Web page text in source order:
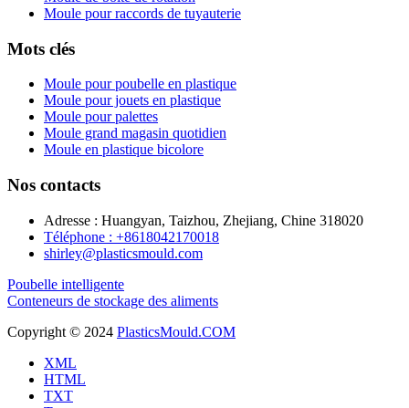
Moule pour raccords de tuyauterie
Mots clés
Moule pour poubelle en plastique
Moule pour jouets en plastique
Moule pour palettes
Moule grand magasin quotidien
Moule en plastique bicolore
Nos contacts
Adresse : Huangyan, Taizhou, Zhejiang, Chine 318020
Téléphone : +8618042170018
shirley@plasticsmould.com
Poubelle intelligente
Conteneurs de stockage des aliments
Copyright © 2024 PlasticsMould.COM
XML
HTML
TXT